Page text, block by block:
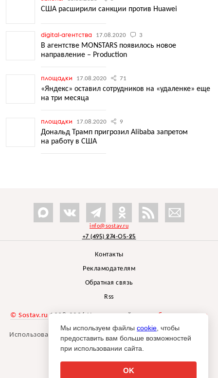
США расширили санкции против Huawei
digital-агентства 17.08.2020 3
В агентстве MONSTARS появилось новое
направление – Production
площадки 17.08.2020 71
«Яндекс» оставил сотрудников на «удаленке» еще
на три месяца
площадки 17.08.2020 9
Дональд Трамп пригрозил Alibaba запретом
на работу в США
info@sostav.ru
+7 (495) 274-05-25
Контакты
Рекламодателям
Обратная связь
Rss
© Sostav.ru 1998-2026 Независимый проектбрендингового
агентства Depot
Использование материалов Sostav.ru допустимо только при
указании источника.
Мы используем файлы cookie , чтобы
предоставить вам больше возможностей
при использовании сайта.
OK